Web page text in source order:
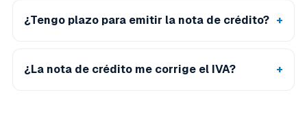
¿Tengo plazo para emitir la nota de crédito?
¿La nota de crédito me corrige el IVA?